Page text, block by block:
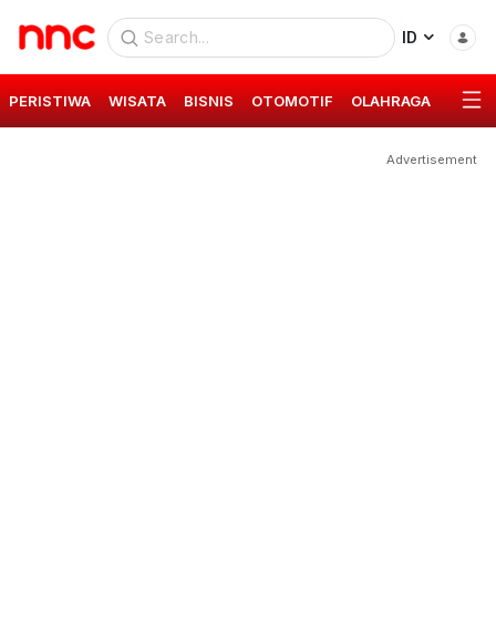
ID
PERISTIWA WISATA BISNIS OTOMOTIF OLAHRAGA GAYA
Advertisement